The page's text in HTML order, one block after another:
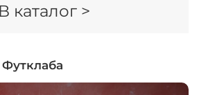
В каталог >